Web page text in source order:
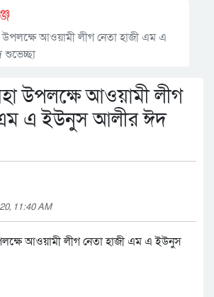
আওয়ামী লীগ নেতা হাজী এম এ
উপলক্ষে আওয়ামী লীগ
এম এ ইউনুস আলীর ঈদ
11:40 AM